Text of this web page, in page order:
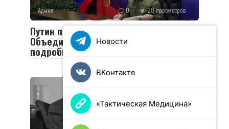
Армия 0 20 просмотров
Путин посетил пункт управления
Объединенной группировки войск:
подробности визита
Новости
ВКонтакте
«Тактическая Медицина»